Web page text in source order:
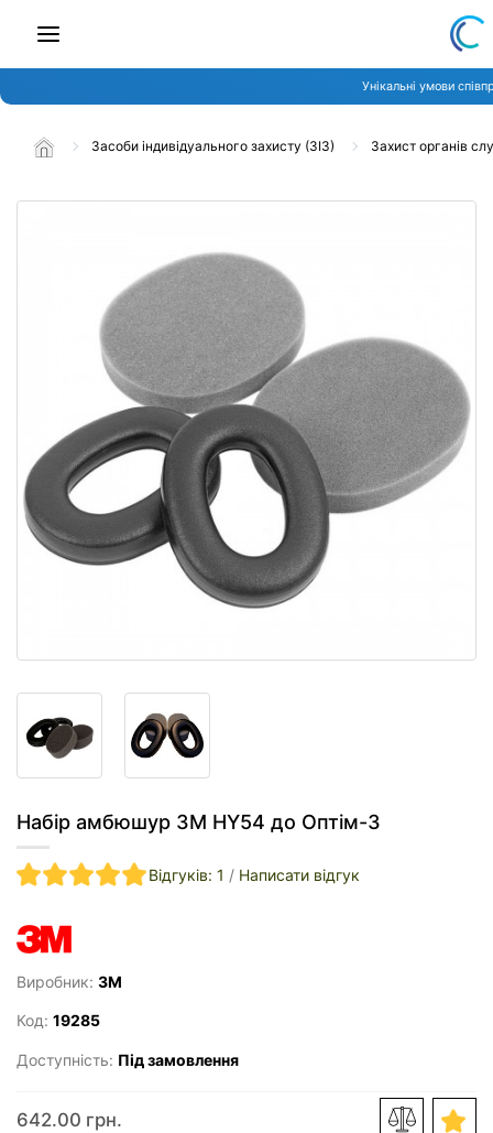
Унікальні умови
Засоби індивідуального захисту (ЗІЗ) Захист органів
Набір амбюшур 3M HY54 до Оптім-3
Відгуків: 1 / Написати відгук
Виробник: 3M
Код: 19285
Доступність: Під замовлення
642.00 грн.